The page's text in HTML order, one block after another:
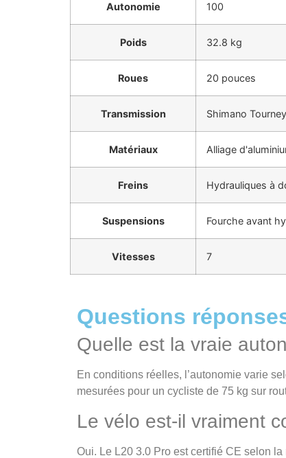
Autonomie 100
Poids 32.8 kg
Roues 20 pouces
Transmission Shimano
Matériaux Alliage
Freins Hydrauliques à
Suspensions Fourche avant
Vitesses 7
Questions
Quelle est la vraie
En conditions réelles, l’autonomie varie
mesurées pour un cycliste de 75 kg sur
Le vélo est-il vraiment
Oui. Le L20 3.0 Pro est certifié CE selon